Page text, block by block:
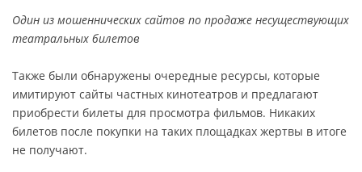
Один из мошеннических сайтов по продаже несуществующих
театральных билетов
Также были обнаружены очередные ресурсы, которые
имитируют сайты частных кинотеатров и предлагают
приобрести билеты для просмотра фильмов. Никаких
билетов после покупки на таких площадках жертвы в итоге
не получают.